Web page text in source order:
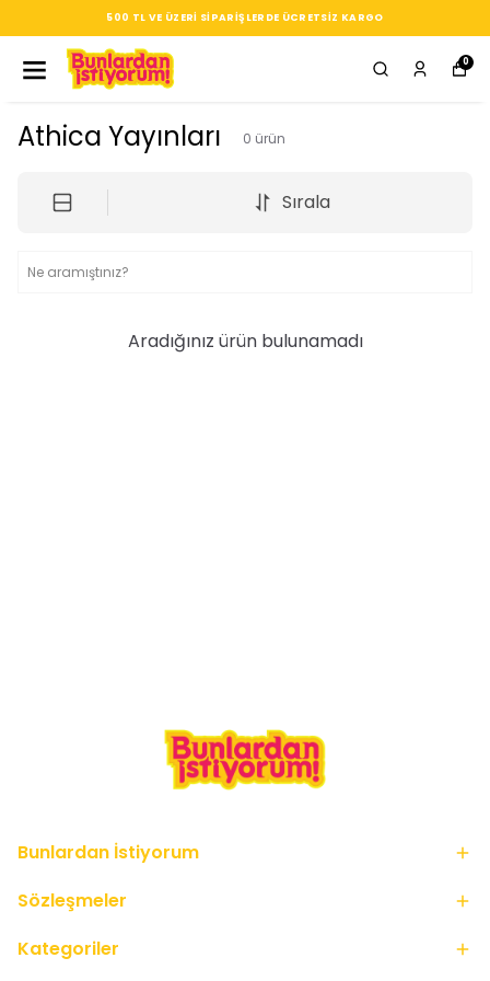
500 TL VE ÜZERI SIPARIŞLERDE ÜCRETSIZ KARGO
0
Athica Yayınları 0 ürün
Sırala
Aradığınız ürün bulunamadı
Bunlardan İstiyorum
Sözleşmeler
Kategoriler